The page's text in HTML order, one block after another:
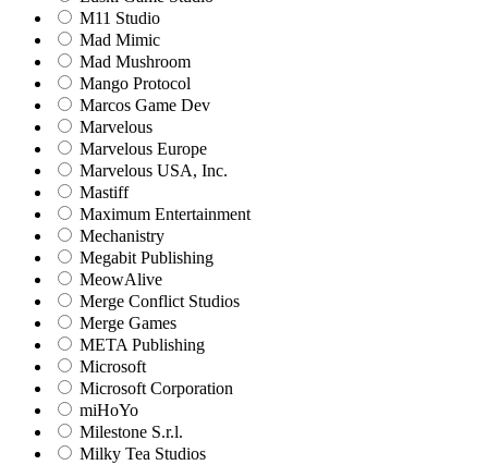
M11 Studio
Mad Mimic
Mad Mushroom
Mango Protocol
Marcos Game Dev
Marvelous
Marvelous Europe
Marvelous USA, Inc.
Mastiff
Maximum Entertainment
Mechanistry
Megabit Publishing
MeowAlive
Merge Conflict Studios
Merge Games
META Publishing
Microsoft
Microsoft Corporation‬
miHoYo
Milestone S.r.l.
Milky Tea Studios